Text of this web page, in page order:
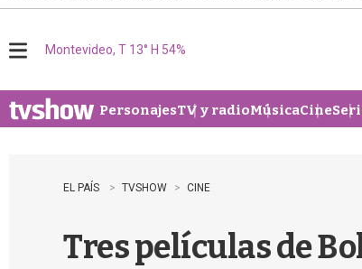
u
Montevideo, T 13° H 54%
PersonajesTV y radioMúsicaCine
EL PAÍS TVSHOW CINE
Tres películas de